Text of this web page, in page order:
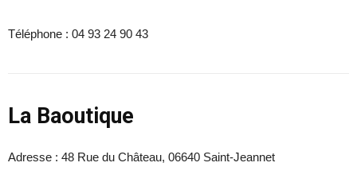
Téléphone : 04 93 24 90 43
La Baoutique
Adresse : 48 Rue du Château, 06640 Saint-Jeannet